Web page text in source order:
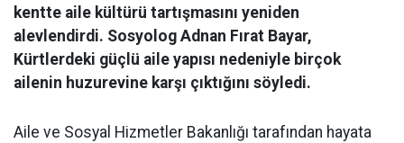
kentte aile kültürü tartışmasını yeniden
alevlendirdi. Sosyolog Adnan Fırat Bayar,
Kürtlerdeki güçlü aile yapısı nedeniyle birçok
ailenin huzurevine karşı çıktığını söyledi.
Aile ve Sosyal Hizmetler Bakanlığı tarafından hayata